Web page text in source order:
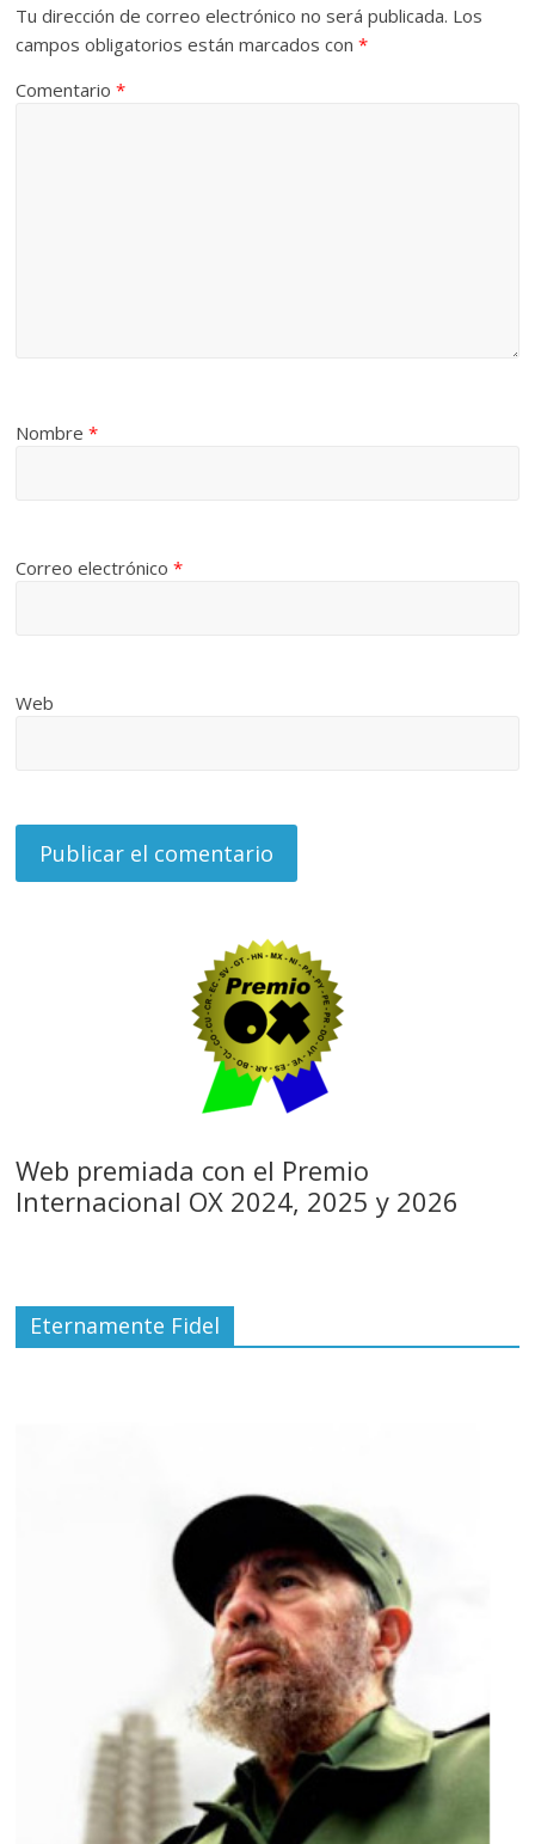
Tu dirección de correo electrónico no será publicada. Los
campos obligatorios están marcados con*
Comentario*
Nombre*
Correo electrónico*
Web
Web premiada con el Premio
Internacional OX 2024, 2025 y 2026
Eternamente Fidel